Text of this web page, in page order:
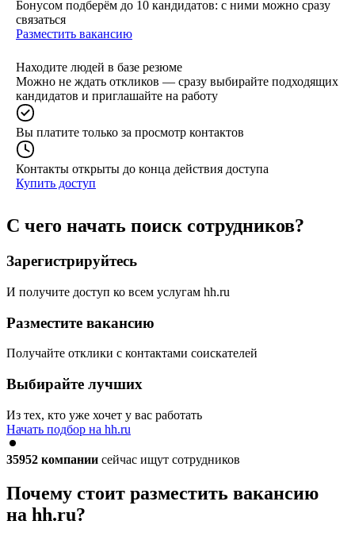
Бонусом подберём до 10 кандидатов: с ними можно сразу
связаться
Разместить вакансию
Находите людей в базе резюме
Можно не ждать откликов — сразу выбирайте подходящих
кандидатов и приглашайте на работу
Вы платите только за просмотр контактов
Контакты открыты до конца действия доступа
Купить доступ
С чего начать поиск сотрудников?
Зарегистрируйтесь
И получите доступ ко всем услугам hh.ru
Разместите вакансию
Получайте отклики с контактами соискателей
Выбирайте лучших
Из тех, кто уже хочет у вас работать
Начать подбор на hh.ru
35952 компании сейчас ищут сотрудников
Почему стоит разместить вакансию
на hh.ru?